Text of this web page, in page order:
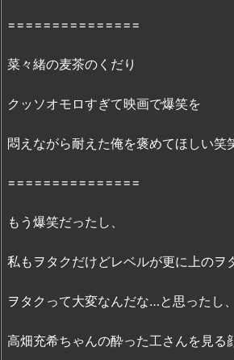
動
「F
2」
の
状
4.
タ
に
===============
菜々緒の麦茶のくだり
クッソオモロすぎて映画で爆笑を
悶えながら耐えた俺を褒めてほしい笑
===============
もう爆笑だったし、
私もヲタクだけどレベルが更に上のヲ
ヲタクって大変なんだな…と思ったし、
高畑充希ちゃんの酔った工さんを見る